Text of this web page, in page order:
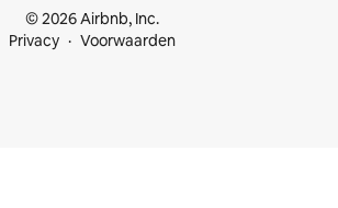
© 2026 Airbnb, Inc.
Privacy
Voorwaarden